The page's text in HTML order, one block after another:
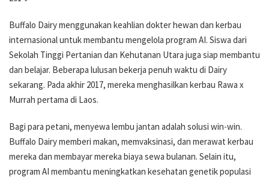
Buffalo Dairy menggunakan keahlian dokter hewan dan kerbau
internasional untuk membantu mengelola program AI. Siswa dari
Sekolah Tinggi Pertanian dan Kehutanan Utara juga siap membantu
dan belajar. Beberapa lulusan bekerja penuh waktu di Dairy
sekarang. Pada akhir 2017, mereka menghasilkan kerbau Rawa x
Murrah pertama di Laos.
Bagi para petani, menyewa lembu jantan adalah solusi win-win.
Buffalo Dairy memberi makan, memvaksinasi, dan merawat kerbau
mereka dan membayar mereka biaya sewa bulanan. Selain itu,
program AI membantu meningkatkan kesehatan genetik populasi